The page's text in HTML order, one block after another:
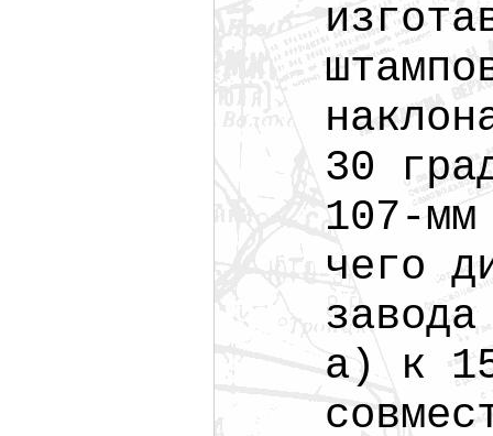
30
107-
чего
а) к